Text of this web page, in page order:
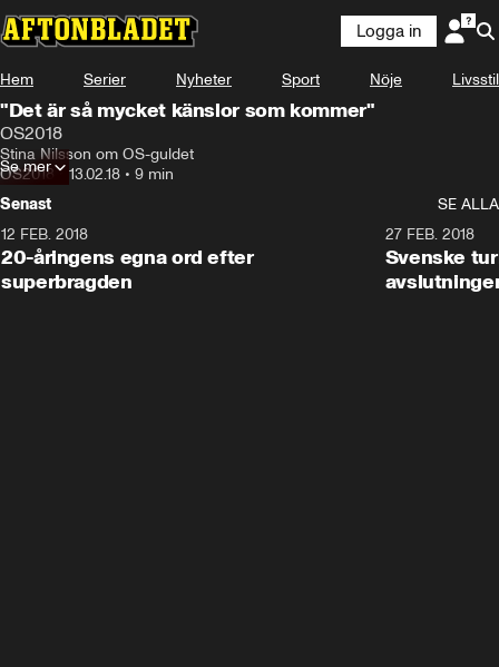
Logga in
Hem Serier Nyheter Sport Nöje Livsstil
"Det är så mycket känslor som kommer"
OS2018
Stina Nilsson om OS-guldet
OS2018• 13.02.18 • 9 min
Se mer
Senast
SE ALLA
12 FEB. 2018
20-åringens egna ord efter
superbragden
27 FEB. 2018
Svenske